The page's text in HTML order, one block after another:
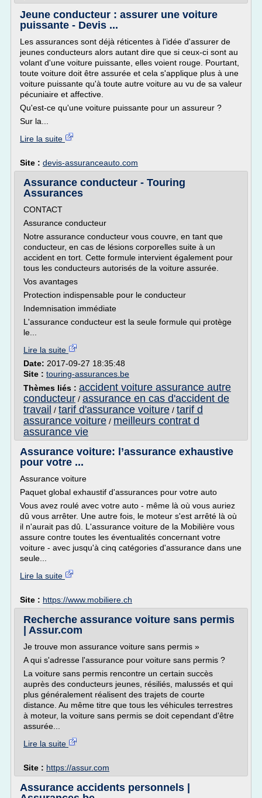
Jeune conducteur : assurer une voiture
puissante - Devis ...
Les assurances sont déjà réticentes à l'idée d'assurer de
jeunes conducteurs alors autant dire que si ceux-ci sont au
volant d'une voiture puissante, elles voient rouge. Pourtant,
toute voiture doit être assurée et cela s'applique plus à une
voiture puissante qu'à toute autre voiture au vu de sa valeur
pécuniaire et affective.
Qu'est-ce qu'une voiture puissante pour un assureur ?
Sur la...
Lire la suite
Site : devis-assuranceauto.com
Assurance conducteur - Touring
Assurances
CONTACT
Assurance conducteur
Notre assurance conducteur vous couvre, en tant que
conducteur, en cas de lésions corporelles suite à un
accident en tort. Cette formule intervient également pour
tous les conducteurs autorisés de la voiture assurée.
Vos avantages
Protection indispensable pour le conducteur
Indemnisation immédiate
L'assurance conducteur est la seule formule qui protège
le...
Lire la suite
Date: 2017-09-27 18:35:48
Site : touring-assurances.be
Thèmes liés : accident voiture assurance autre
conducteur / assurance en cas d'accident de
travail / tarif d'assurance voiture / tarif d
assurance voiture / meilleurs contrat d
assurance vie
Assurance voiture: l’assurance exhaustive
pour votre ...
Assurance voiture
Paquet global exhaustif d'assurances pour votre auto
Vous avez roulé avec votre auto - même là où vous auriez
dû vous arrêter. Une autre fois, le moteur s'est arrêté là où
il n'aurait pas dû. L'assurance voiture de la Mobilière vous
assure contre toutes les éventualités concernant votre
voiture - avec jusqu'à cinq catégories d'assurance dans une
seule...
Lire la suite
Site : https://www.mobiliere.ch
Recherche assurance voiture sans permis
| Assur.com
Je trouve mon assurance voiture sans permis »
A qui s'adresse l'assurance pour voiture sans permis ?
La voiture sans permis rencontre un certain succès
auprès des conducteurs jeunes, résiliés, malussés et qui
plus généralement réalisent des trajets de courte
distance. Au même titre que tous les véhicules terrestres
à moteur, la voiture sans permis se doit cependant d'être
assurée...
Lire la suite
Site : https://assur.com
Assurance accidents personnels |